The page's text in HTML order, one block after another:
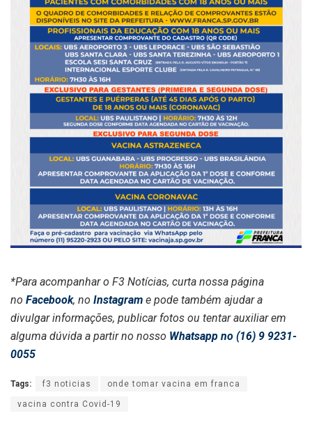
*Para acompanhar o F3 Notícias, curta nossa página
no Facebook, no Instagram e pode também ajudar a
divulgar informações, publicar fotos ou tentar auxiliar em
alguma dúvida a partir no nosso Whatsapp no (16) 9 9231-
0055
Tags: f3 noticias onde tomar vacina em franca
vacina contra Covid-19